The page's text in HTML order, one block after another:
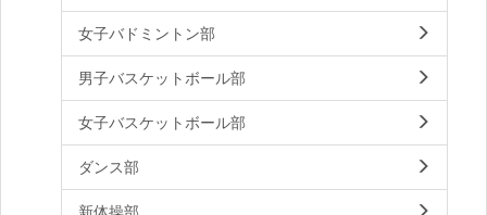
女子バドミントン部
男子バスケットボール部
女子バスケットボール部
ダンス部